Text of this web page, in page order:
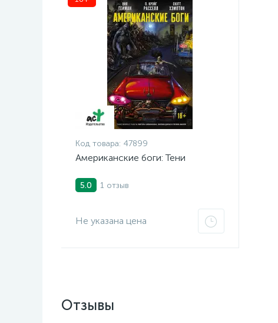
Код товара: 47899
Американские боги: Тени
5.0 1 отзыв
Не указана цена
Отзывы